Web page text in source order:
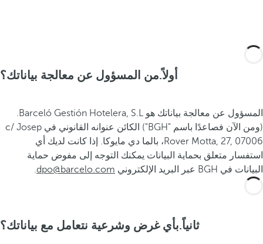
أولاً.من المسؤول عن معالجة بياناتك؟
المسؤول عن معالجة بياناتك هو Barceló Gestión Hotelera, S.L.
(ومن الآن فصاعدًا باسم "BGH") الكائن عنوانه القانوني في c/ Josep
Rover Motta, 27, 07006، بالما دي مايوكا. إذا كانت لديك أي
استفسار متعلق بحماية البيانات يمكنك التوجه إلى مفوض حماية
البيانات في BGH عبر البريد الإلكتروني
dpo@barcelo.com
.
ثانياً.بأي غرض وشرعية نتعامل مع بياناتك؟